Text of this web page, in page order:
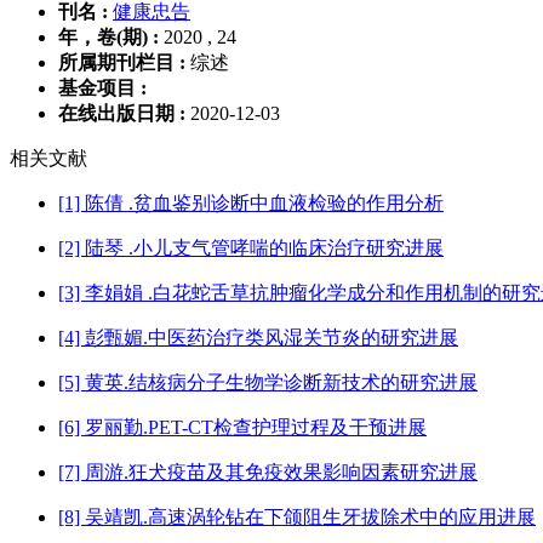
刊名 : 健康忠告
年，卷(期) : 2020 , 24
所属期刊栏目 : 综述
基金项目 :
在线出版日期 : 2020-12-03
相关文献
[1] 陈倩 .贫血鉴别诊断中血液检验的作用分析
[2] 陆琴 .小儿支气管哮喘的临床治疗研究进展
[3] 李娟娟 .白花蛇舌草抗肿瘤化学成分和作用机制的研
[4] 彭甄媚.中医药治疗类风湿关节炎的研究进展
[5] 黄英.结核病分子生物学诊断新技术的研究进展
[6] 罗丽勤.PET-CT检查护理过程及干预进展
[7] 周游.狂犬疫苗及其免疫效果影响因素研究进展
[8] 吴靖凯.高速涡轮钻在下颌阻生牙拔除术中的应用进展